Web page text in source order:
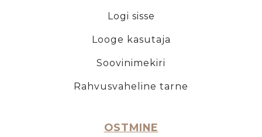
Logi sisse
Looge kasutaja
Soovinimekiri
Rahvusvaheline tarne
OSTMINE